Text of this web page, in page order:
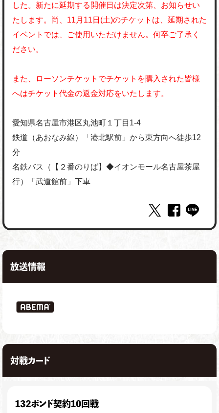
した。新たに延期する開催日は決定次第、お知らせい
たします。尚、11月11日(土)のチケットは、延期された
イベントでは、ご使用いただけません。何卒ご了承く
ださい。
また、ローソンチケットでチケットを購入された皆様
へはチケット代金の返金対応をいたします。
愛知県名古屋市港区丸池町１丁目1-4
鉄道（あおなみ線）「港北駅前」から東方向へ徒歩12
分
名鉄バス（【２番のりば】◆イオンモール名古屋茶屋
行）「武道館前」下車
放送情報
対戦カード
132ポンド契約10回戦